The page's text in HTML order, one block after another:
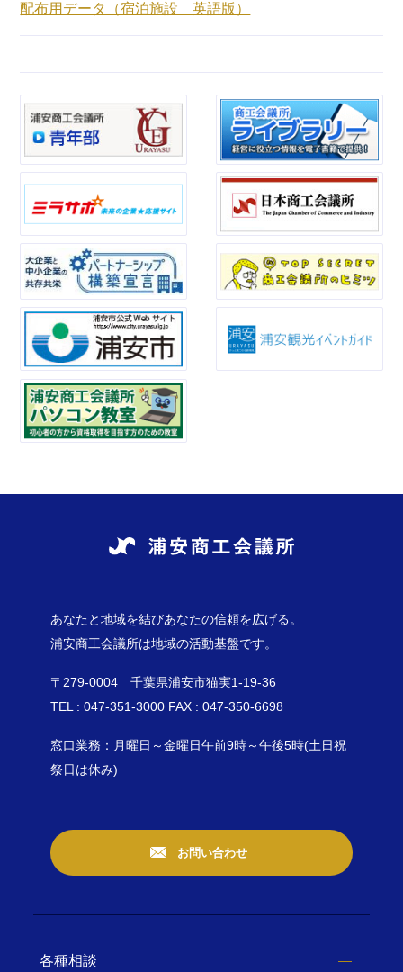
配布用データ（宿泊施設 英語版）
あなたと地域を結びあなたの信頼を広げる。
浦安商工会議所は地域の活動基盤です。
〒279-0004 千葉県浦安市猫実1-19-36
TEL : 047-351-3000 FAX : 047-350-6698
窓口業務：月曜日～金曜日午前9時～午後5時(土日祝
祭日は休み)
お問い合わせ
各種相談